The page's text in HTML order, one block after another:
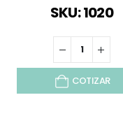
SKU: 1020
COTIZAR